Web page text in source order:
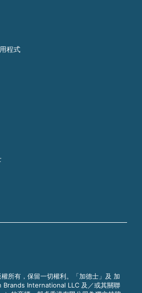
程式
所有，保留一切權利。「加德士」及 加
Brands International LLC 及／或其關聯